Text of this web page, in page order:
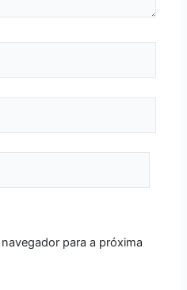
para a próxima